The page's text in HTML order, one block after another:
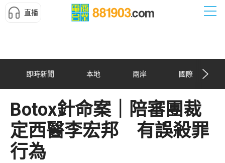
直播
即時新聞 本地 兩岸 國際
Botox針命案｜陪審團裁
定西醫李宏邦 有誤殺罪
行為